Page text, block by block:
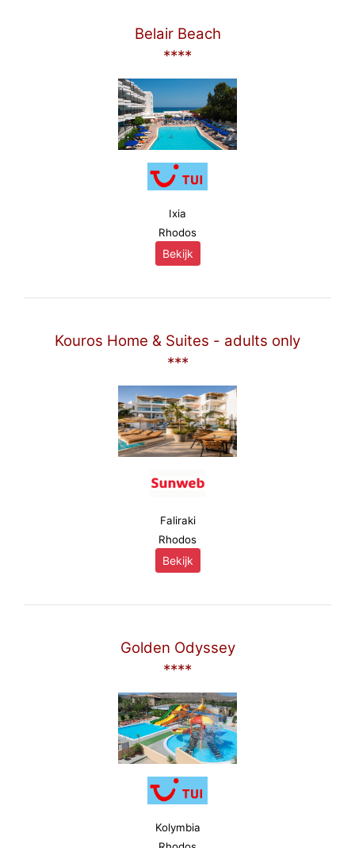
Belair Beach
****
Ixia
Rhodos
Bekijk
Kouros Home & Suites - adults only
***
Faliraki
Rhodos
Bekijk
Golden Odyssey
****
Kolymbia